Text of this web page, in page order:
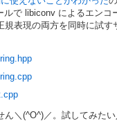
ルで libiconv によるエンコ
規表現の両方を同時に試
ん＼(^O^)／。試してみた